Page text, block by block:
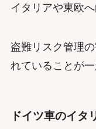
イタリアや東欧
盗難リスク管理
れていることが一
ドイツ車のイタ